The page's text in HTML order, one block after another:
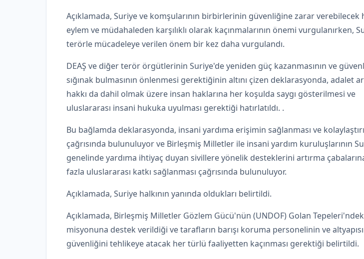
Açıklamada, Suriye ve komşularının birbirlerinin güvenliğine zarar verebilecek
eylem ve müdahaleden karşılıklı olarak kaçınmalarının önemi vurgulanırken,
terörle mücadeleye verilen önem bir kez daha vurgulandı.
DEAŞ ve diğer terör örgütlerinin Suriye'de yeniden güç kazanmasının ve
sığınak bulmasının önlenmesi gerektiğinin altını çizen deklarasyonda, adalet
hakkı da dahil olmak üzere insan haklarına her koşulda saygı gösterilmesi ve
uluslararası insani hukuka uyulması gerektiği hatırlatıldı. .
Bu bağlamda deklarasyonda, insani yardıma erişimin sağlanması ve
çağrısında bulunuluyor ve Birleşmiş Milletler ile insani yardım kuruluşlarının
genelinde yardıma ihtiyaç duyan sivillere yönelik desteklerini artırma
fazla uluslararası katkı sağlanması çağrısında bulunuluyor.
Açıklamada, Suriye halkının yanında oldukları belirtildi.
Açıklamada, Birleşmiş Milletler Gözlem Gücü'nün (UNDOF) Golan
misyonuna destek verildiği ve tarafların barışı koruma personelinin ve
güvenliğini tehlikeye atacak her türlü faaliyetten kaçınması gerektiği belirtildi.